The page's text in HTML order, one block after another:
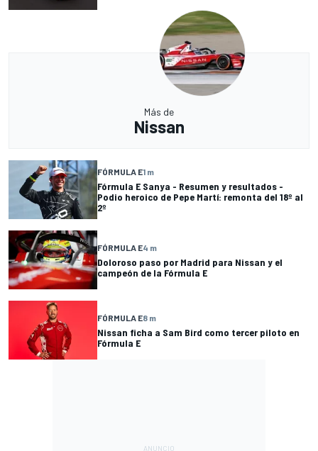
Más de
Nissan
FÓRMULA E1 m
Fórmula E Sanya - Resumen y resultados -
Podio heroico de Pepe Martí: remonta del 18º al
2º
FÓRMULA E4 m
Doloroso paso por Madrid para Nissan y el
campeón de la Fórmula E
FÓRMULA E8 m
Nissan ficha a Sam Bird como tercer piloto en
Fórmula E